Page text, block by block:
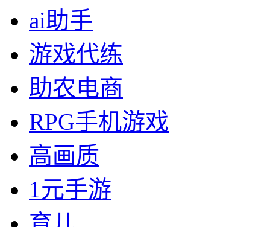
ai助手
游戏代练
助农电商
RPG手机游戏
高画质
1元手游